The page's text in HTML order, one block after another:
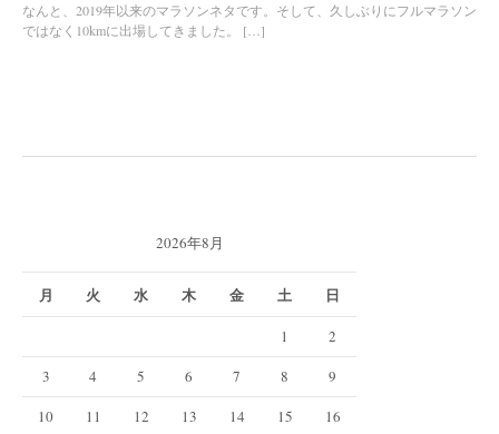
なんと、2019年以来のマラソンネタです。そして、久しぶりにフルマラソン
ではなく10kmに出場してきました。 […]
2026年8月
月 火 水 木 金 土 日
1
2
3
4 5 6 7 8
9
10
11 12 13 14 15 16